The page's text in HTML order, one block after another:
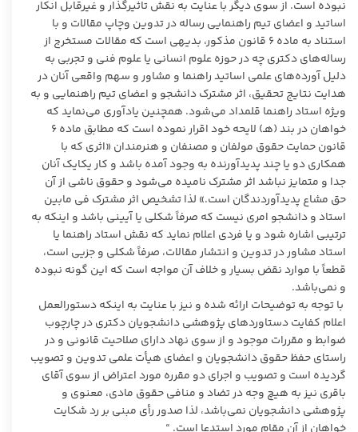
نبوده است. از سوی دیگر با عنایت به نقش تاثیرگذار و غیرقابل انکار
اساتید و اعضای تیم راهنمایی رساله در تدوین وچاپ مقالات و با
استناد به ماده ۶ قانون مذکور، بدیهی است که مقالات مستخرج از
رساله‌های دکتری چه در حوزه علوم انسانی یا علوم فنی و تجربی به
دلیل آورده‌های علمی اساتید راهنما و مشاور و سهم واقعی آنان در
هدایت نتایج تحقیق، اثر مشترک دانشجو و اعضای تیم راهنمایی و به
ویژه استاد راهنما قلمداد می‌شود. همچنین یادآوری می‌نماید که
خواهان در بند (هـ) لایحه خود اقرار نموده است که مطابق ماده ۶
قانون حمایت حقوق مولفان و مصنفان و هنرمندان «اثری که با
همکاری دو یا چند پدیدآورنده به وجود آمده باشد و کار یکایک آنان
جدا و متمایز نباشد اثر مشترک نامیده می‌شود و حقوق ناشی از آن
حق مشاع پدیدآوردندگان است.» لذا تشخیص اثر مشترک فی مابین
استاد و دانشجو امری نیست که صرفاً شکلی یا آیینی باشد و اینکه به
ترتیبی اشاره شود و یا فردی اعلام نماید که نقش استاد راهنما یا
استاد مشاور در تدوین و انتشار مقالات، صرفاً شکلی و جزیی است،
قطعاً با موارد نقض بسیار و خلاف آن مواجه است که این گونه نبوده
و نمی‌‌باشد.
با توجه به توضیحات ارائه شده و نیز با عنایت به اینکه دستورالعمل
اعلام کفایت دستاوردهای پژوهشی دانشجویان دکتری در چارچوب
ضوابط و مقررات موجود و از سوی نهاد دارای صلاحیت قانونی و در
راستای حفظ حقوق دانشجویان و اعضای هیأت علمی تدوین و تصویب
گردیده است و تصویب و اجرای دو مقرره مورد اعتراض از سوی آقای
باقری نیز به هیچ وجه در تضاد و منافی حقوق مادی، معنوی و
پژوهشی دانشجویان نمی‌باشد، لذا صدور رأی مبنی بر رد شکایت
خواهان از آن مقام مورد استدعا است. “